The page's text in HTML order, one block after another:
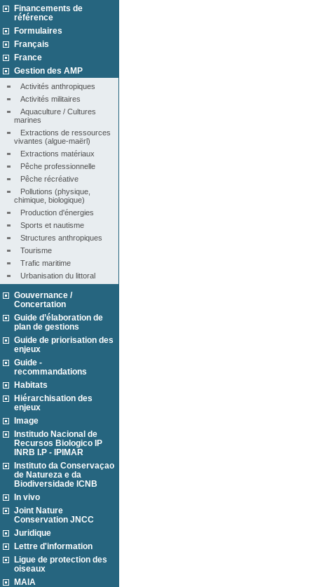
Financements de
référence
Formulaires
Français
France
Gestion des AMP
Activités anthropiques
Activités militaires
Aquaculture / Cultures
marines
Extractions de ressources
vivantes (algue-maërl)
Extractions matériaux
Pêche professionnelle
Pêche récréative
Pollutions (physique,
chimique, biologique)
Production d'énergies
Sports et nautisme
Structures anthropiques
Tourisme
Trafic maritime
Urbanisation du littoral
Gouvernance /
Concertation
Guide d’élaboration de
plan de gestions
Guide de priorisation des
enjeux
Guide -
recommandations
Habitats
Hiérarchisation des
enjeux
Image
Institudo Nacional de
Recursos Biologico IP
INRB I.P - IPIMAR
Instituto da Conservaçao
de Natureza e da
Biodiversidade ICNB
In vivo
Joint Nature
Conservation JNCC
Juridique
Lettre d'information
Ligue de protection des
oiseaux
MAIA